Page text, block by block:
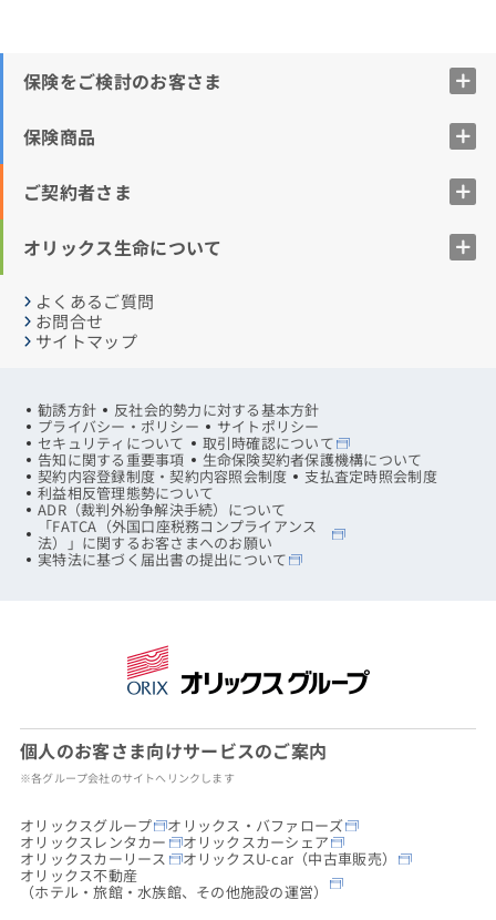
保険をご検討のお客さま
保険商品
ご契約者さま
オリックス生命について
よくあるご質問
お問合せ
サイトマップ
勧誘方針 反社会的勢力に対する基本方針
プライバシー・ポリシー サイトポリシー
セキュリティについて 取引時確認について
告知に関する重要事項 生命保険契約者保護機構について
契約内容登録制度・契約内容照会制度 支払査定時照会制度
利益相反管理態勢について
ADR（裁判外紛争解決手続）について
「FATCA（外国口座税務コンプライアンス
法）」に関するお客さまへのお願い
実特法に基づく届出書の提出について
個人のお客さま向けサービスのご案内
※各グループ会社のサイトへリンクします
オリックスグループ オリックス・バファローズ
オリックスレンタカー オリックスカーシェア
オリックスカーリース オリックスU-car（中古車販売）
オリックス不動産
（ホテル・旅館・水族館、その他施設の運営）